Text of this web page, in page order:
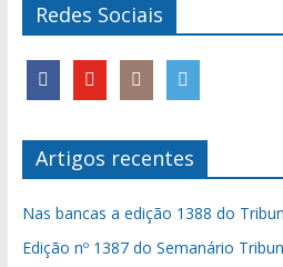
Redes Sociais
Artigos recentes
Nas bancas a edição 1388 do
Edição nº 1387 do Semanário